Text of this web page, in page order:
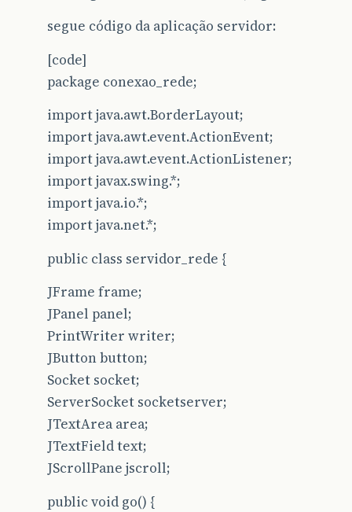
segue código da aplicação servidor:
[code]
package conexao_rede;
import java.awt.BorderLayout;
import java.awt.event.ActionEvent;
import java.awt.event.ActionListener;
import javax.swing.*;
import java.io.*;
import java.net.*;
public class servidor_rede {
JFrame frame;
JPanel panel;
PrintWriter writer;
JButton button;
Socket socket;
ServerSocket socketserver;
JTextArea area;
JTextField text;
JScrollPane jscroll;
public void go() {